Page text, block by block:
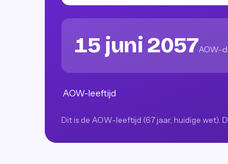
15 juni 2057AOW-
AOW-leeftijd
Dit is de AOW-leeftijd (67 jaar, huidige wet).